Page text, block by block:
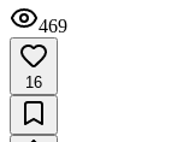
469
16